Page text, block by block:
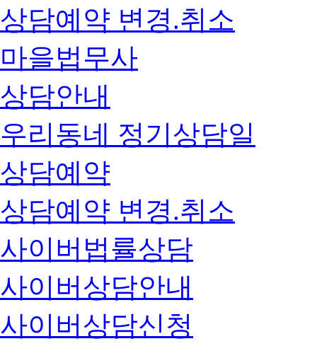
상담예약 변경.취소
마을법무사
상담안내
우리동네 정기상담일
상담예약
상담예약 변경.취소
사이버법률상담
사이버상담안내
사이버상담신청